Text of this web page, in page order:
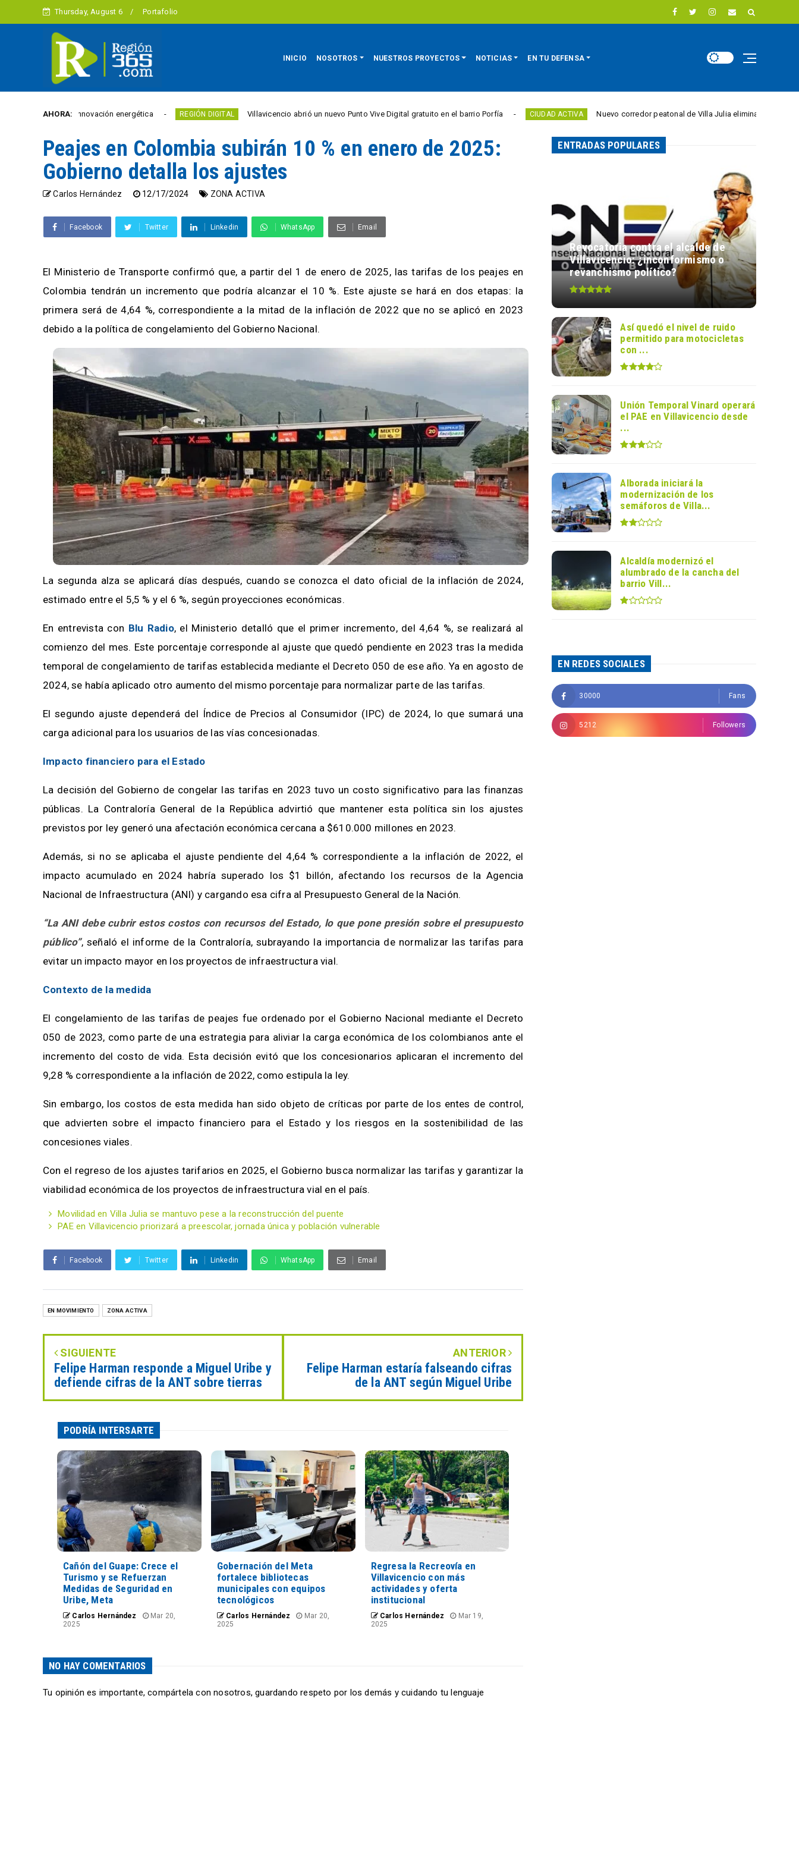
Thursday, August 6 Portafolio
INICIO NOSOTROS NUESTROS PROYECTOS NOTICIAS EN TU DEFENSA
AHORA:
en innovación energética REGIÓN DIGITAL Villavicencio abrió un nuevo Punto Vive Digital gratuito en el barrio Porfía CIUDAD ACTIVA Nuevo corredor peatonal de Villa Julia elimina barreras para personas
Peajes en Colombia subirán 10 % en enero de 2025:
Gobierno detalla los ajustes
Carlos Hernández 12/17/2024 ZONA ACTIVA
Facebook Twitter Linkedin WhatsApp Email
El Ministerio de Transporte confirmó que, a partir del 1 de enero de 2025, las tarifas de los peajes en
Colombia tendrán un incremento que podría alcanzar el 10 %. Este ajuste se hará en dos etapas: la
primera será de 4,64 %, correspondiente a la mitad de la inflación de 2022 que no se aplicó en 2023
debido a la política de congelamiento del Gobierno Nacional.
La segunda alza se aplicará días después, cuando se conozca el dato oficial de la inflación de 2024,
estimado entre el 5,5 % y el 6 %, según proyecciones económicas.
En entrevista con Blu Radio, el Ministerio detalló que el primer incremento, del 4,64 %, se realizará al
comienzo del mes. Este porcentaje corresponde al ajuste que quedó pendiente en 2023 tras la medida
temporal de congelamiento de tarifas establecida mediante el Decreto 050 de ese año. Ya en agosto de
2024, se había aplicado otro aumento del mismo porcentaje para normalizar parte de las tarifas.
El segundo ajuste dependerá del Índice de Precios al Consumidor (IPC) de 2024, lo que sumará una
carga adicional para los usuarios de las vías concesionadas.
Impacto financiero para el Estado
La decisión del Gobierno de congelar las tarifas en 2023 tuvo un costo significativo para las finanzas
públicas. La Contraloría General de la República advirtió que mantener esta política sin los ajustes
previstos por ley generó una afectación económica cercana a $610.000 millones en 2023.
Además, si no se aplicaba el ajuste pendiente del 4,64 % correspondiente a la inflación de 2022, el
impacto acumulado en 2024 habría superado los $1 billón, afectando los recursos de la Agencia
Nacional de Infraestructura (ANI) y cargando esa cifra al Presupuesto General de la Nación.
“La ANI debe cubrir estos costos con recursos del Estado, lo que pone presión sobre el presupuesto
público”, señaló el informe de la Contraloría, subrayando la importancia de normalizar las tarifas para
evitar un impacto mayor en los proyectos de infraestructura vial.
Contexto de la medida
El congelamiento de las tarifas de peajes fue ordenado por el Gobierno Nacional mediante el Decreto
050 de 2023, como parte de una estrategia para aliviar la carga económica de los colombianos ante el
incremento del costo de vida. Esta decisión evitó que los concesionarios aplicaran el incremento del
9,28 % correspondiente a la inflación de 2022, como estipula la ley.
Sin embargo, los costos de esta medida han sido objeto de críticas por parte de los entes de control,
que advierten sobre el impacto financiero para el Estado y los riesgos en la sostenibilidad de las
concesiones viales.
Con el regreso de los ajustes tarifarios en 2025, el Gobierno busca normalizar las tarifas y garantizar la
viabilidad económica de los proyectos de infraestructura vial en el país.
Movilidad en Villa Julia se mantuvo pese a la reconstrucción del puente
PAE en Villavicencio priorizará a preescolar, jornada única y población vulnerable
Facebook Twitter Linkedin WhatsApp Email
EN MOVIMIENTO ZONA ACTIVA
SIGUIENTE
Felipe Harman responde a Miguel Uribe y
defiende cifras de la ANT sobre tierras
ANTERIOR
Felipe Harman estaría falseando cifras
de la ANT según Miguel Uribe
PODRÍA INTERSARTE
Cañón del Guape: Crece el
Turismo y se Refuerzan
Medidas de Seguridad en
Uribe, Meta
Carlos Hernández
Mar 20,
2025
Gobernación del Meta
fortalece bibliotecas
municipales con equipos
tecnológicos
Carlos Hernández
Mar 20,
2025
Regresa la Recreovía en
Villavicencio con más
actividades y oferta
institucional
Carlos Hernández
Mar 19,
2025
NO HAY COMENTARIOS
Tu opinión es importante, compártela con nosotros, guardando respeto por los demás y cuidando tu lenguaje
ENTRADAS POPULARES
Revocatoria contra el alcalde de
Villavicencio: ¿inconformismo o
revanchismo político?
Así quedó el nivel de ruido
permitido para motocicletas
con ...
Unión Temporal Vinard operará
el PAE en Villavicencio desde
...
Alborada iniciará la
modernización de los
semáforos de Villa...
Alcaldía modernizó el
alumbrado de la cancha del
barrio Vill...
EN REDES SOCIALES
30000 Fans
5212 Followers